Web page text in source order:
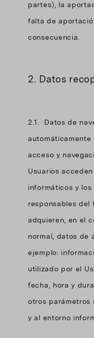
partes), la
falta de
consecuencia.
2. Datos
2.1. Datos de
automáticamente
acceso y
Usuarios
informáticos y
responsables del
adquieren, en el
normal, datos de
ejemplo:
utilizado por el
fecha, hora y
otros parámetros
y al entorno